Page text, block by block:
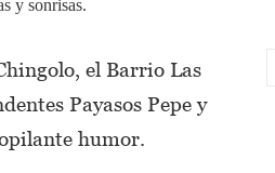
y sonrisas.
el Barrio Las
Payasos Pepe y
humor.